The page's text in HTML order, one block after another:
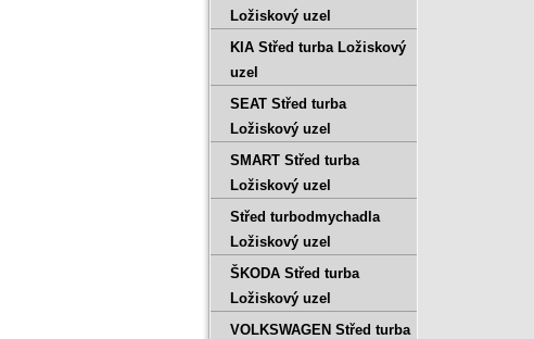
Ložiskový uzel
KIA Střed turba Ložiskový
uzel
SEAT Střed turba
Ložiskový uzel
SMART Střed turba
Ložiskový uzel
Střed turbodmychadla
Ložiskový uzel
ŠKODA Střed turba
Ložiskový uzel
VOLKSWAGEN Střed turba